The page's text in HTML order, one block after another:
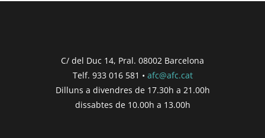
C/ del Duc 14, Pral. 08002 Barcelona
Telf. 933 016 581 • afc@afc.cat
Dilluns a divendres de 17.30h a 21.00h
dissabtes de 10.00h a 13.00h